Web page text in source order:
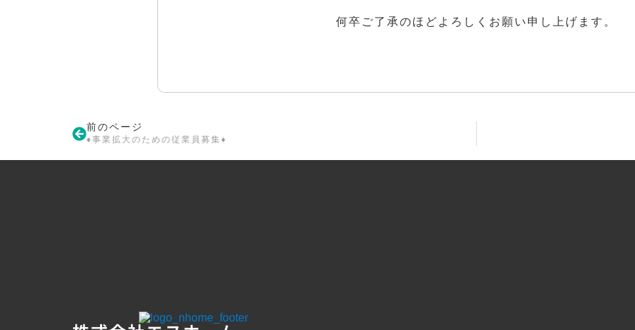
何卒ご了承のほどよろしくお願い申し上げます。
前のページ
♦事業拡大のための従業員募集♦